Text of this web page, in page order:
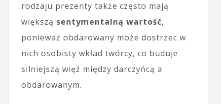
rodzaju prezenty także często mają
większą sentymentalną wartość,
ponieważ obdarowany może dostrzec w
nich osobisty wkład twórcy, co buduje
silniejszą więź między darczyńcą a
obdarowanym.